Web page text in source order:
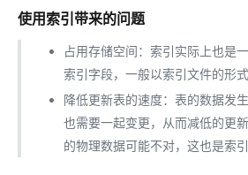
使用索引带来的问题
占用存储空间：索引实际上也是
索引字段，一般以索引文件的形
降低更新表的速度：表的数据发
也需要一起变更，从而减低的更
的物理数据可能不对，这也是索